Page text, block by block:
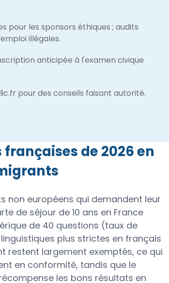
pour les sponsors éthiques ; audits
illégales.
anticipée à l'examen civique
pour des conseils faisant autorité.
de 2026 en
non européens qui demandent leur
de séjour de 10 ans en France
de 40 questions (taux de
plus strictes en français
restent largement exemptés, ce qui
en conformité, tandis que le
les bons résultats en